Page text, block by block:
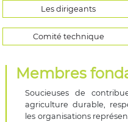
Les dirigeants
Comité technique
Membres
Soucieuses de
agriculture durable,
les organisations